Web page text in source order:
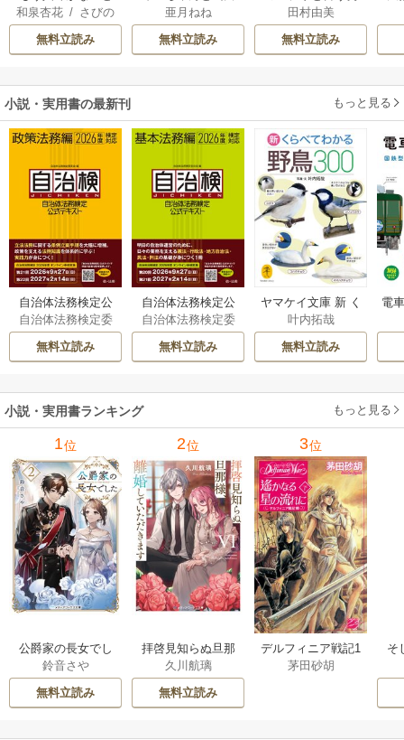
離婚された令嬢の
意外と楽しい新生
活
和泉杏花 / さびの
ぶち
無料立読み
さん
亜月ねね
無料立読み
れ
田村由美
無料立読み
小説・実用書の最新刊 もっと見る
自治体法務検定公
式テキスト 政策
法務編 ２０２６
年度検定対応 1巻
自治体法務検定委
員会
無料立読み
自治体法務検定公
式テキスト 基本
法務編 ２０２６
年度検定対応 1巻
自治体法務検定委
員会
無料立読み
ヤマケイ文庫 新 く
らべてわかる野鳥3
00 1巻
叶内拓哉
無料立読み
電
小説・実用書ランキング もっと見る
1位
公爵家の長女でし
た
鈴音さや
無料立読み
2位
拝啓見知らぬ旦那
様、離婚していた
だきます
久川航璃
無料立読み
3位
デルフィニア戦記1
茅田砂胡
そ